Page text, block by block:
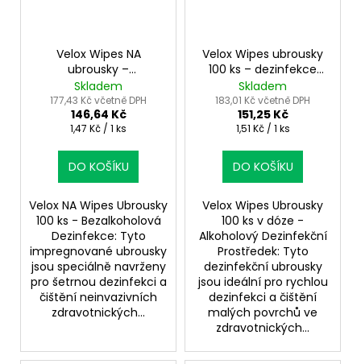
Velox Wipes NA
ubrousky –
bezalkoholová
dezinfekce pro citlivé
povrchy
Skladem
177,43 Kč včetně DPH
146,64 Kč
Měrná
1,47 Kč / 1 ks
DO KOŠÍKU
Velox NA Wipes Ubrousky
100 ks - Bezalkoholová
Dezinfekce: Tyto
impregnované ubrousky
jsou speciálně navrženy
pro šetrnou dezinfekci a
čištění neinvazivních
zdravotnických...
Velox Wipes ubrousky
100 ks – dezinfekce
pro zdravotnické
provozy
Skladem
183,01 Kč včetně DPH
151,25 Kč
Měrná
1,51 Kč / 1 ks
DO KOŠÍKU
Velox Wipes Ubrousky
100 ks v dóze -
Alkoholový Dezinfekční
Prostředek: Tyto
dezinfekční ubrousky
jsou ideální pro rychlou
dezinfekci a čištění
malých povrchů ve
zdravotnických...